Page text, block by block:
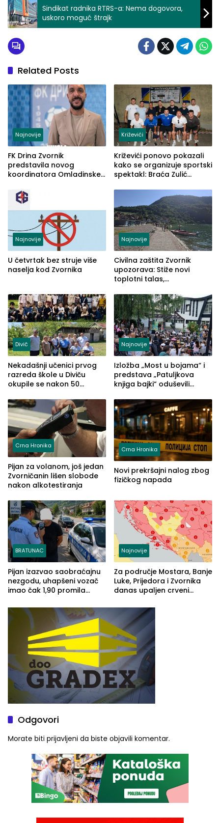
Sindikat radnika RTRS-a: Nema dogovora,
uskoro moguć štrajk
Related Posts
Najnovije
FK Drina Zvornik
predstavila novog
koordinatora Omladinske
Križevići
Križevići ponovo pokazali
kako se organizuje sportski
spektakl: Braća Zulić
Najnovije
U četvrtak bez struje više
naselja kod Zvornika
Najnovije
Civilna zaštita Zvornik
upozorava: Stiže novi
toplotni talas,
Divič
Nekadašnji učenici prvog
razreda škole u Diviču
okupile se nakon 50
Pašić im održao čas
(FOTO)
Najnovije
Izložba „Most u bojama“ i
predstava „Patuljkova
knjiga bajki“ oduševili
Crna Hronika
Pijan za volanom, još jedan
Zvorničanin lišen slobode
nakon alkotestiranja
Crna Hronika
Novi prekršajni nalog zbog
fizičkog napada
BRATUNAC
Pijan izazvao saobraćajnu
nezgodu, uhapšeni vozač
imao čak 1,90 promila
Najnovije
Za područje Mostara, Banje
Luke, Prijedora i Zvornika
danas upaljen crveni
Odgovori
Morate biti prijavljeni da biste objavili komentar.